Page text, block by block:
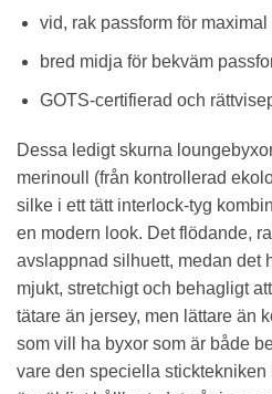
vid, rak passform för
bred midja för bekväm
GOTS-certifierad och
Dessa ledigt skurna
merinoull (från kontrollerad
silke i ett tätt interlock-tyg
en modern look. Det flödande,
avslappnad silhuett, medan det
mjukt, stretchigt och behagligt
tätare än jersey, men lättare än
som vill ha byxor som är både
vare den speciella